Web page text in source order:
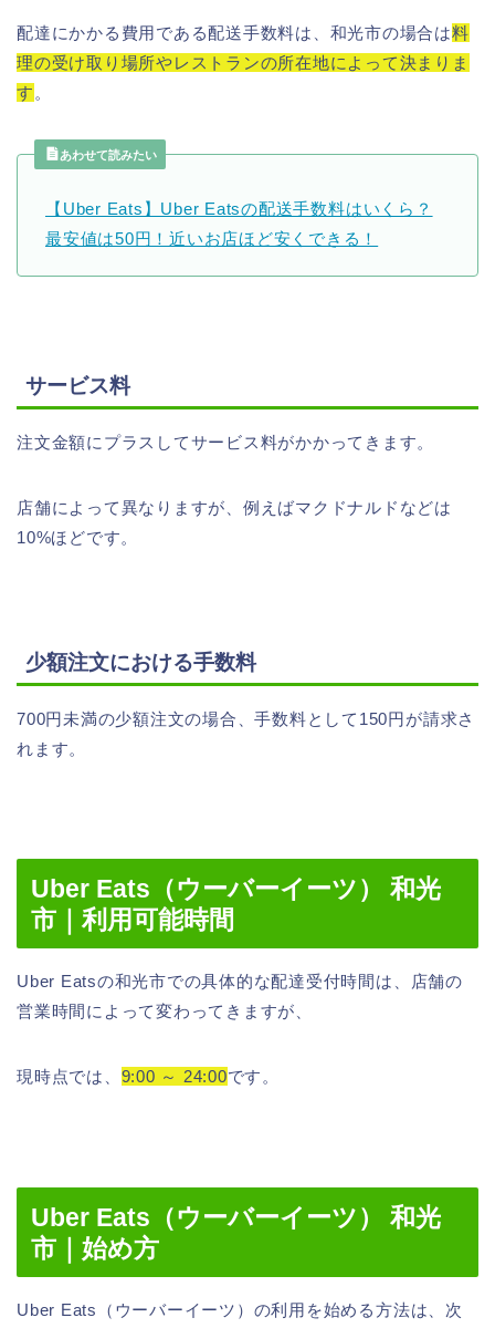
配達にかかる費用である配送手数料は、和光市の場合は料
理の受け取り場所やレストランの所在地によって決まりま
す 。
あわせて読みたい
【Uber Eats】Uber Eatsの配送手数料はいくら？
最安値は50円！近いお店ほど安くできる！
サービス料
注文金額にプラスしてサービス料がかかってきます。
店舗によって異なりますが、例えばマクドナルドなどは
10%ほどです。
少額注文における手数料
700円未満の少額注文の場合、手数料として150円が請求さ
れます。
Uber Eats（ウーバーイーツ） 和光
市｜利用可能時間
Uber Eatsの和光市での具体的な配達受付時間は、店舗の
営業時間によって変わってきますが、
現時点では、 9:00 ～ 24:00です。
Uber Eats（ウーバーイーツ） 和光
市｜始め方
Uber Eats（ウーバーイーツ）の利用を始める方法は、次